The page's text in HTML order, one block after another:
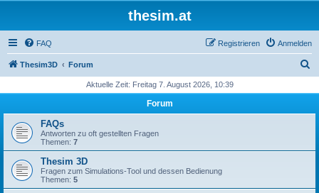
thesim.at
FAQ Anmelden
Registrieren
Thesim3D Forum
h
Aktuelle Zeit: Freitag 7. August 2026, 10:39
Forum
FAQs
Antworten zu oft gestellten Fragen
Themen: 7
Thesim 3D
Fragen zum Simulations-Tool und dessen Bedienung
Themen: 5